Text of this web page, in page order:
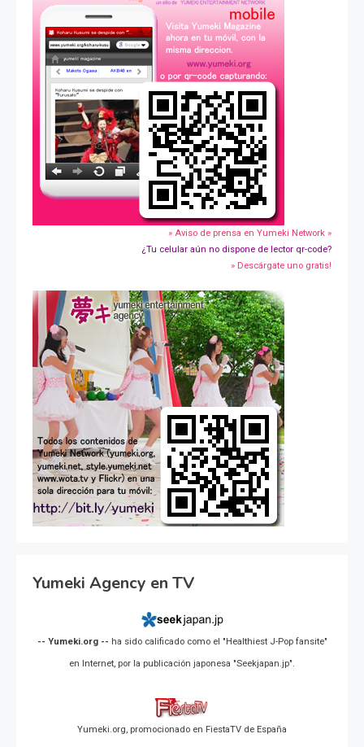
» Aviso de prensa en Yumeki Network »
¿Tu celular aún no dispone de lector qr-code?
» Descárgate uno gratis!
Yumeki Agency en TV
-- Yumeki.org -- ha sido calificado como el "Healthiest J-Pop fansite"
en Internet, por la publicación japonesa "Seekjapan.jp".
Yumeki.org, promocionado en FiestaTV de España